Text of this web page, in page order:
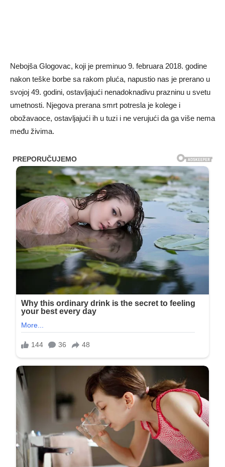
Nebojša Glogovac, koji je preminuo 9. februara 2018. godine
nakon teške borbe sa rakom pluća, napustio nas je prerano u
svojoj 49. godini, ostavljajući nenadoknadivu prazninu u svetu
umetnosti. Njegova prerana smrt potresla je kolege i
obožavaoce, ostavljajući ih u tuzi i ne verujući da ga više nema
među živima.